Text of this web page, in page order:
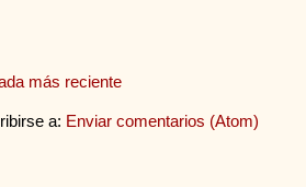
más reciente
a: Enviar comentarios (Atom)